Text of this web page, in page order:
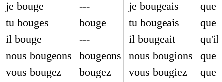
je bouge
tu bouges
il bouge
nous bougeons
vous bougez
---
bouge
---
bougeons
bougez
je bougeais
tu bougeais
il bougeait
nous bougions
vous bougiez
que
que
qu'il
que
que